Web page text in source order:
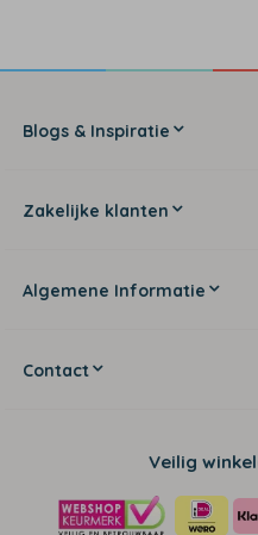
Blogs & Inspiratie
Zakelijke klanten
Algemene Informatie
Contact
Veilig